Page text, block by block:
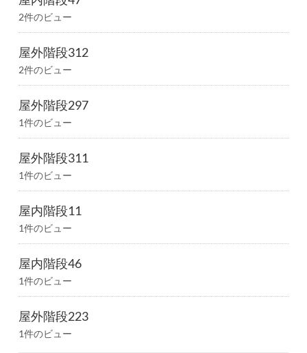
2件のビュー
屋外階段312
2件のビュー
屋外階段297
1件のビュー
屋外階段311
1件のビュー
屋内階段11
1件のビュー
屋内階段46
1件のビュー
屋外階段223
1件のビュー